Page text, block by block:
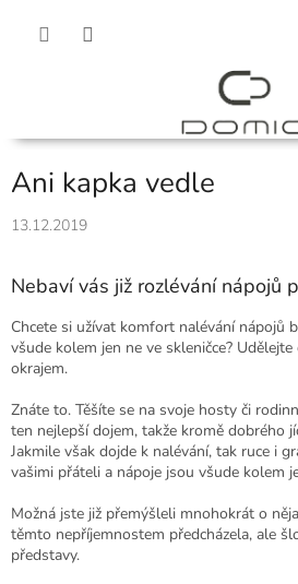
Ani kapka vedle
13.12.2019
Nebaví vás již rozlévání nápojů
Chcete si užívat komfort nalévání nápojů
všude kolem jen ne ve skleničce?
okrajem.
Znáte to. Těšíte se na svoje hosty či
ten nejlepší dojem, takže kromě dobrého
Jakmile však dojde k nalévání, tak ruce i
vašimi přáteli a nápoje jsou všude kolem
Možná jste již přemýšleli mnohokrát o
těmto nepříjemnostem předcházela, ale
představy.